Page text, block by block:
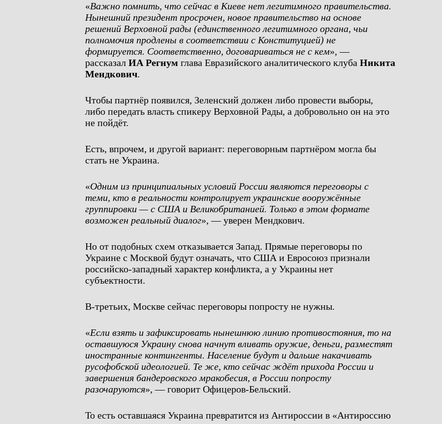
«Важно помнить, что сейчас в Киеве нет легитимного правительства.
Нынешний президент просрочен, новое правительство на основе
решений Верховной рады (единственного легитимного органа, чьи
полномочия продлены в соответствии с Конституцией) не
формируется. Соответственно, договариваться не с кем», —
рассказал ИА Регнум глава Евразийского аналитического клуба Никита
Мендкович.
Чтобы партнёр появился, Зеленский должен либо провести выборы,
либо передать власть спикеру Верховной Рады, а добровольно он на это
не пойдёт.
Есть, впрочем, и другой вариант: переговорным партнёром могла бы
стать не Украина.
«Одним из принципиальных условий России являются переговоры с
теми, кто в реальности контролирует украинские вооружённые
группировки — с США и Великобританией. Только в этом формате
возможен реальный диалог», — уверен Мендкович.
Но от подобных схем отказывается Запад. Прямые переговоры по
Украине с Москвой будут означать, что США и Евросоюз признали
российско-западный характер конфликта, а у Украины нет
субъектности.
В-третьих, Москве сейчас переговоры попросту не нужны.
«Если взять и зафиксировать нынешнюю линию противостояния, то на
оставшуюся Украину снова начнут вливать оружие, деньги, разместят
иностранные контингенты. Население будут и дальше накачивать
русофобской идеологией. Те же, кто сейчас ждёт прихода России и
завершения бандеровского мракобесия, в России попросту
разочаруются», — говорит Офицеров-Бельский.
То есть оставшаяся Украина превратится из Антироссии в «Антироссию